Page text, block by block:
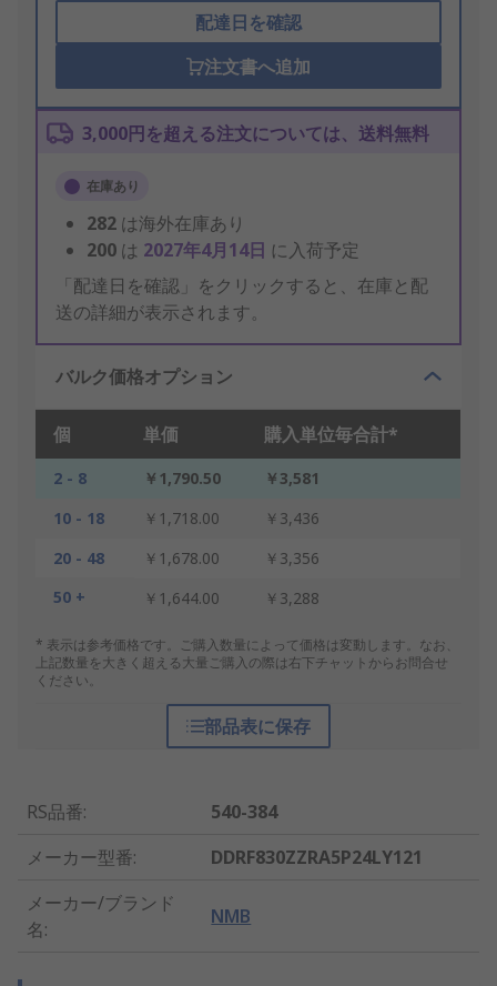
配達日を確認
注文書へ追加
3,000円を超える注文については、送料無料
在庫あり
282 は海外在庫あり
200 は 2027年4月14日 に入荷予定
「配達日を確認」をクリックすると、在庫と配
送の詳細が表示されます。
バルク価格オプション
個 単価 購入単位毎合計*
2 - 8 ￥1,790.50
￥3,581
10 - 18
￥1,718.00
￥3,436
20 - 48
￥1,678.00
￥3,356
50 +
￥1,644.00 ￥3,288
* 表示は参考価格です。ご購入数量によって価格は変動します。なお、
上記数量を大きく超える大量ご購入の際は右下チャットからお問合せ
ください。
部品表に保存
RS品番:
540-384
メーカー型番:
DDRF830ZZRA5P24LY121
メーカー/ブランド
名:
NMB